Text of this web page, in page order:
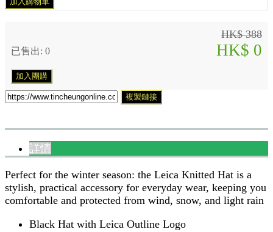
HK$ 388
已售出: 0 HK$ 0
加入團購
複製鏈接
詳情
Perfect for the winter season: the Leica Knitted Hat is a
stylish, practical accessory for everyday wear, keeping you
comfortable and protected from wind, snow, and light rain
Black Hat with Leica Outline Logo